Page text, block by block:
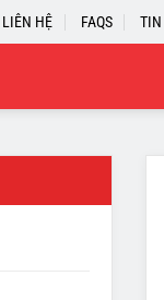
LIÊN HỆ FAQS TIN